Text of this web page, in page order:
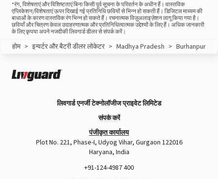
*रंग, विशेषताएं और विशिष्टताएं बिना किसी पूर्व सूचना के परिवर्तन के अधीन हैं। वास्तविक
एप्लिकेशन/विशेषताएं ऊपर दिखाई गई प्रतिनिधि छवियों से भिन्न हो सकती हैं। डिजिटल माध्यम की
बाधाओं के कारण वास्तविक रंग भिन्न हो सकते हैं। रचनात्मक विज़ुअलाइज़ेशन लागू किया गया है।
छवियाँ और चित्रण केवल उदाहरणात्मक और प्रतिनिधित्वात्मक उद्देश्यों के लिए हैं। अधिक जानकारी
के लिए कृपया अपने नजदीकी लिवगार्ड डीलर से संपर्क करें।
होम > इन्वर्टर और बैटरी डीलर लोकेटर > Madhya Pradesh > Burhanpur
लिवगार्ड एनर्जी टेक्नोलॉजीज प्राइवेट लिमिटेड
संपर्क करें
पंजीकृत कार्यालय
Plot No. 221, Phase-I, Udyog Vihar, Gurgaon 122016
Haryana, India
+91-124-4987 400